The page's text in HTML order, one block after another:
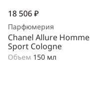
18 506 ₽
Парфюмерия
Chanel Allure Homme
Sport Cologne
Объем 150 мл